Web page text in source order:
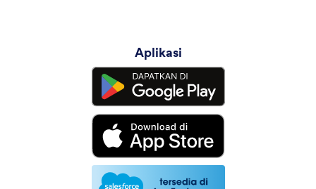
Aplikasi